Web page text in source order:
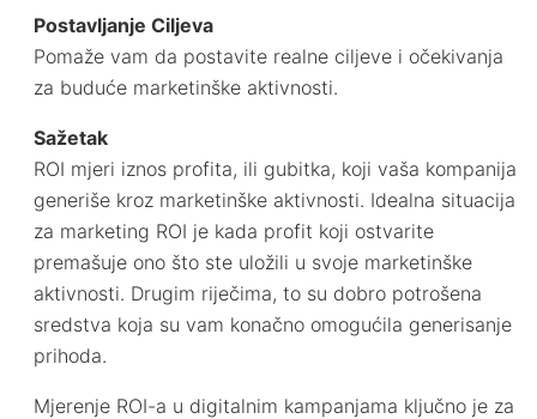
Postavljanje Ciljeva
Pomaže vam da postavite realne ciljeve i očekivanja
za buduće marketinške aktivnosti.
Sažetak
ROI mjeri iznos profita, ili gubitka, koji vaša kompanija
generiše kroz marketinške aktivnosti. Idealna situacija
za marketing ROI je kada profit koji ostvarite
premašuje ono što ste uložili u svoje marketinške
aktivnosti. Drugim riječima, to su dobro potrošena
sredstva koja su vam konačno omogućila generisanje
prihoda.
Mjerenje ROI-a u digitalnim kampanjama ključno je za